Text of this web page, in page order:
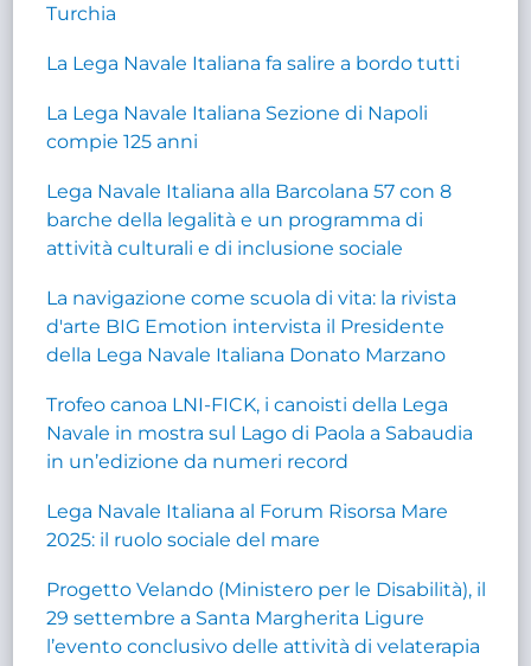
Turchia
La Lega Navale Italiana fa salire a bordo tutti
La Lega Navale Italiana Sezione di Napoli
compie 125 anni
Lega Navale Italiana alla Barcolana 57 con 8
barche della legalità e un programma di
attività culturali e di inclusione sociale
La navigazione come scuola di vita: la rivista
d'arte BIG Emotion intervista il Presidente
della Lega Navale Italiana Donato Marzano
Trofeo canoa LNI-FICK, i canoisti della Lega
Navale in mostra sul Lago di Paola a Sabaudia
in un’edizione da numeri record
Lega Navale Italiana al Forum Risorsa Mare
2025: il ruolo sociale del mare
Progetto Velando (Ministero per le Disabilità), il
29 settembre a Santa Margherita Ligure
l’evento conclusivo delle attività di velaterapia